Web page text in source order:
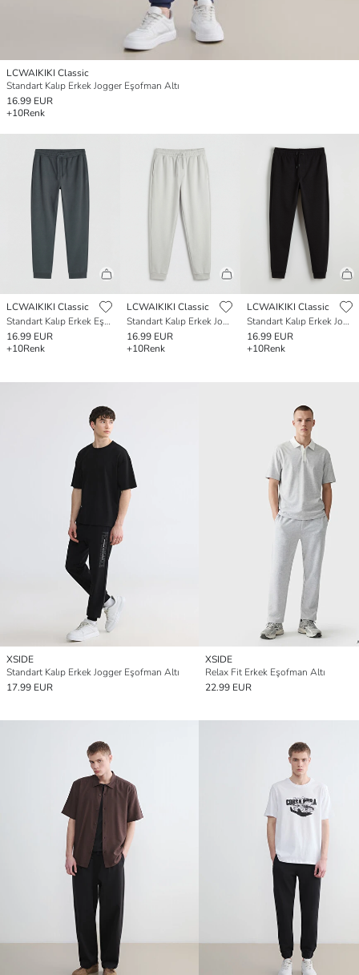
LCWAIKIKI Classic
Standart Kalıp Erkek Jogger Eşofman Altı
16.99 EUR
+10Renk
LCWAIKIKI Classic
Standart Kalıp Erkek Eşofman Altı
16.99 EUR
+10Renk
LCWAIKIKI Classic
Standart Kalıp Erkek Jogger Eşofman Altı
16.99 EUR
+10Renk
LCWAIKIKI Classic
Standart Kalıp Erkek Jogger Eşofman Altı
16.99 EUR
+10Renk
XSIDE
Standart Kalıp Erkek Jogger Eşofman Altı
17.99 EUR
XSIDE
Relax Fit Erkek Eşofman Altı
22.99 EUR